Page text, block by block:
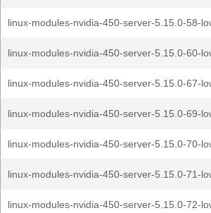
linux-modules-nvidia-450-server-5.15.0-58-
linux-modules-nvidia-450-server-5.15.0-60-
linux-modules-nvidia-450-server-5.15.0-67-
linux-modules-nvidia-450-server-5.15.0-69-
linux-modules-nvidia-450-server-5.15.0-70-
linux-modules-nvidia-450-server-5.15.0-71-
linux-modules-nvidia-450-server-5.15.0-72-